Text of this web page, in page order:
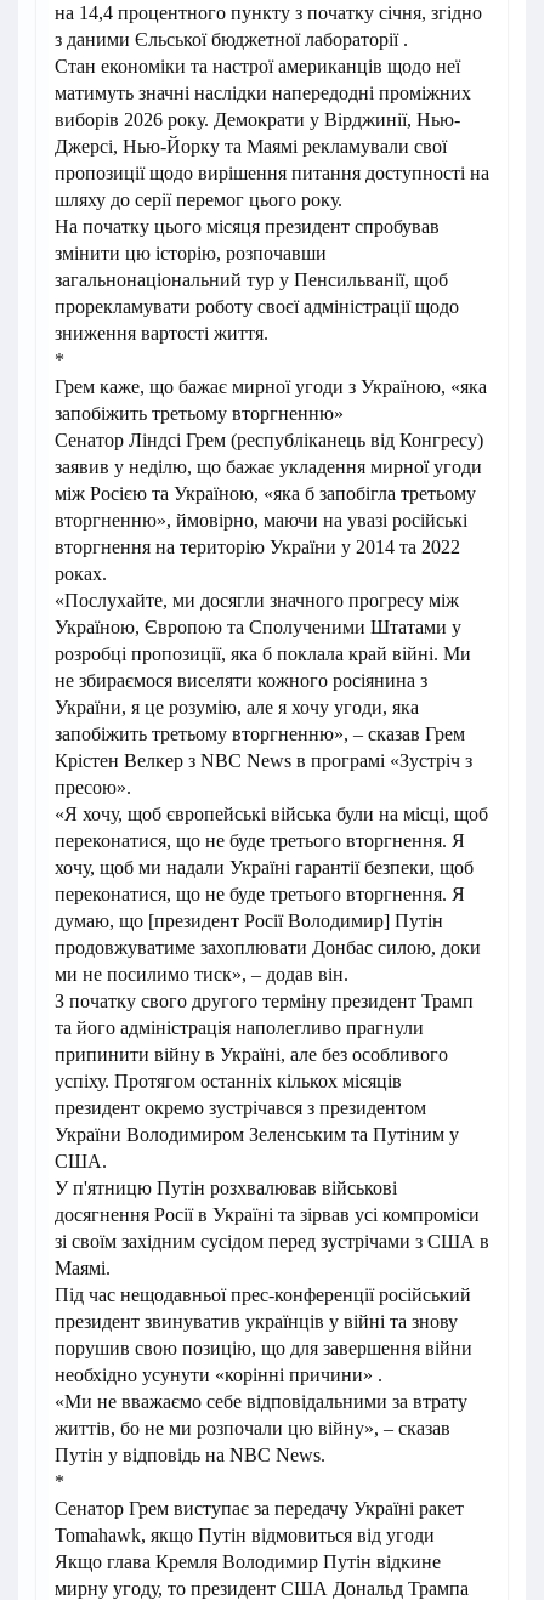
на 14,4 процентного пункту з початку січня, згідно
з даними Єльської бюджетної лабораторії .
Стан економіки та настрої американців щодо неї
матимуть значні наслідки напередодні проміжних
виборів 2026 року. Демократи у Вірджинії, Нью-
Джерсі, Нью-Йорку та Маямі рекламували свої
пропозиції щодо вирішення питання доступності на
шляху до серії перемог цього року.
На початку цього місяця президент спробував
змінити цю історію, розпочавши
загальнонаціональний тур у Пенсильванії, щоб
прорекламувати роботу своєї адміністрації щодо
зниження вартості життя.
*
Грем каже, що бажає мирної угоди з Україною, «яка
запобіжить третьому вторгненню»
Сенатор Ліндсі Грем (республіканець від Конгресу)
заявив у неділю, що бажає укладення мирної угоди
між Росією та Україною, «яка б запобігла третьому
вторгненню», ймовірно, маючи на увазі російські
вторгнення на територію України у 2014 та 2022
роках.
«Послухайте, ми досягли значного прогресу між
Україною, Європою та Сполученими Штатами у
розробці пропозиції, яка б поклала край війні. Ми
не збираємося виселяти кожного росіянина з
України, я це розумію, але я хочу угоди, яка
запобіжить третьому вторгненню», – сказав Грем
Крістен Велкер з NBC News в програмі «Зустріч з
пресою».
«Я хочу, щоб європейські війська були на місці, щоб
переконатися, що не буде третього вторгнення. Я
хочу, щоб ми надали Україні гарантії безпеки, щоб
переконатися, що не буде третього вторгнення. Я
думаю, що [президент Росії Володимир] Путін
продовжуватиме захоплювати Донбас силою, доки
ми не посилимо тиск», – додав він.
З початку свого другого терміну президент Трамп
та його адміністрація наполегливо прагнули
припинити війну в Україні, але без особливого
успіху. Протягом останніх кількох місяців
президент окремо зустрічався з президентом
України Володимиром Зеленським та Путіним у
США.
У п'ятницю Путін розхвалював військові
досягнення Росії в Україні та зірвав усі компроміси
зі своїм західним сусідом перед зустрічами з США в
Маямі.
Під час нещодавньої прес-конференції російський
президент звинуватив українців у війні та знову
порушив свою позицію, що для завершення війни
необхідно усунути «корінні причини» .
«Ми не вважаємо себе відповідальними за втрату
життів, бо не ми розпочали цю війну», – сказав
Путін у відповідь на NBC News.
*
Сенатор Грем виступає за передачу Україні ракет
Tomahawk, якщо Путін відмовиться від угоди
Якщо глава Кремля Володимир Путін відкине
мирну угоду, то президент США Дональд Трампа